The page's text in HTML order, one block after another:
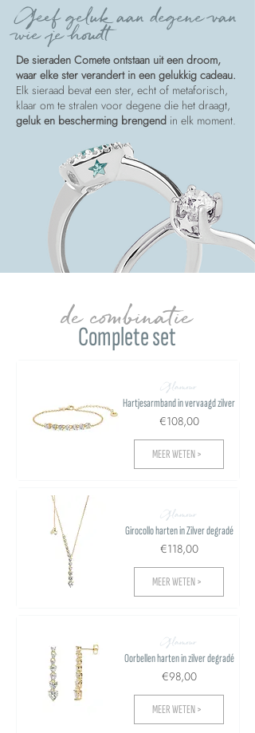
Geef geluk aan degene van
wie je houdt
De sieraden Comete ontstaan uit een droom,
waar elke ster verandert in een gelukkig cadeau.
Elk sieraad bevat een ster, echt of metaforisch,
klaar om te stralen voor degene die het draagt,
geluk en bescherming brengend in elk moment.
Complete set
de combinatie
Glamour
Hartjesarmband in vervaagd zilver
€108,00
MEER WETEN >
Glamour
Girocollo harten in Zilver degradé
€118,00
MEER WETEN >
Glamour
Oorbellen harten in zilver degradé
€98,00
MEER WETEN >